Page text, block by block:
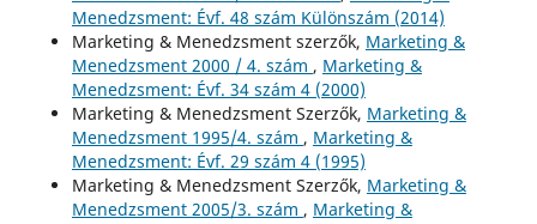
Menedzsment: Évf. 48 szám Különszám (2014)
Marketing & Menedzsment szerzők, Marketing &
Menedzsment 2000 / 4. szám , Marketing &
Menedzsment: Évf. 34 szám 4 (2000)
Marketing & Menedzsment Szerzők, Marketing &
Menedzsment 1995/4. szám , Marketing &
Menedzsment: Évf. 29 szám 4 (1995)
Marketing & Menedzsment Szerzők, Marketing &
Menedzsment 2005/3. szám , Marketing &